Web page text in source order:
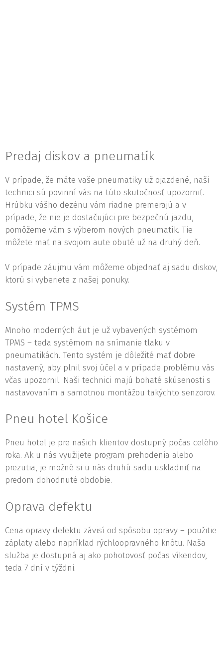
Predaj diskov a pneumatík
V prípade, že máte vaše pneumatiky už ojazdené, naši
technici sú povinní vás na túto skutočnosť upozorniť.
Hrúbku vášho dezénu vám riadne premerajú a v
prípade, že nie je dostačujúci pre bezpečnú jazdu,
pomôžeme vám s výberom nových pneumatík. Tie
môžete mať na svojom aute obuté už na druhý deň.
V prípade záujmu vám môžeme objednať aj sadu diskov,
ktorú si vyberiete z našej ponuky.
Systém TPMS
Mnoho moderných áut je už vybavených systémom
TPMS – teda systémom na snímanie tlaku v
pneumatikách. Tento systém je dôležité mať dobre
nastavený, aby plnil svoj účel a v prípade problému vás
včas upozornil. Naši technici majú bohaté skúsenosti s
nastavovaním a samotnou montážou takýchto senzorov.
Pneu hotel Košice
Pneu hotel je pre našich klientov dostupný počas celého
roka. Ak u nás využijete program prehodenia alebo
prezutia, je možné si u nás druhú sadu uskladniť na
predom dohodnuté obdobie.
Oprava defektu
Cena opravy defektu závisí od spôsobu opravy – použitie
záplaty alebo napríklad rýchloopravného knôtu. Naša
služba je dostupná aj ako pohotovosť počas víkendov,
teda 7 dní v týždni.